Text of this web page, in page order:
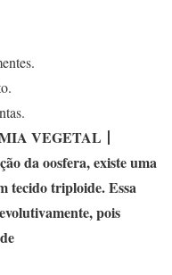
VEGETAL 丨
da oosfera, existe uma
tecido triploide. Essa
pois